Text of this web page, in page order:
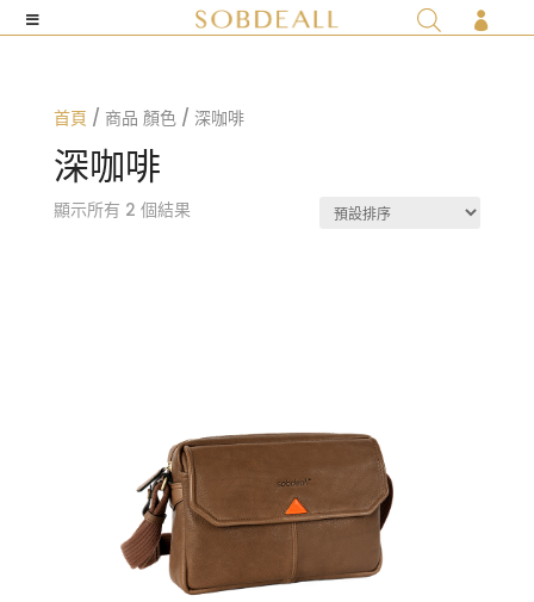

首頁 / 商品 顏色 / 深咖啡
深咖啡
顯示所有 2 個結果